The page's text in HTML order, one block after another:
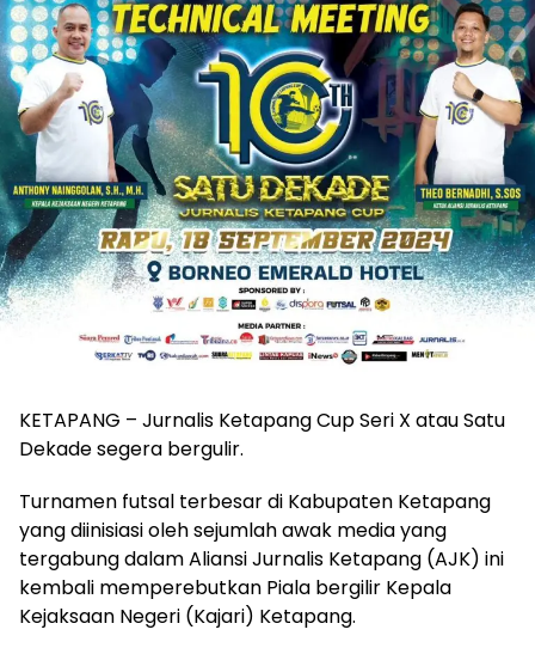
KETAPANG – Jurnalis Ketapang Cup Seri X atau Satu
Dekade segera bergulir.
Turnamen futsal terbesar di Kabupaten Ketapang
yang diinisiasi oleh sejumlah awak media yang
tergabung dalam Aliansi Jurnalis Ketapang (AJK) ini
kembali memperebutkan Piala bergilir Kepala
Kejaksaan Negeri (Kajari) Ketapang.